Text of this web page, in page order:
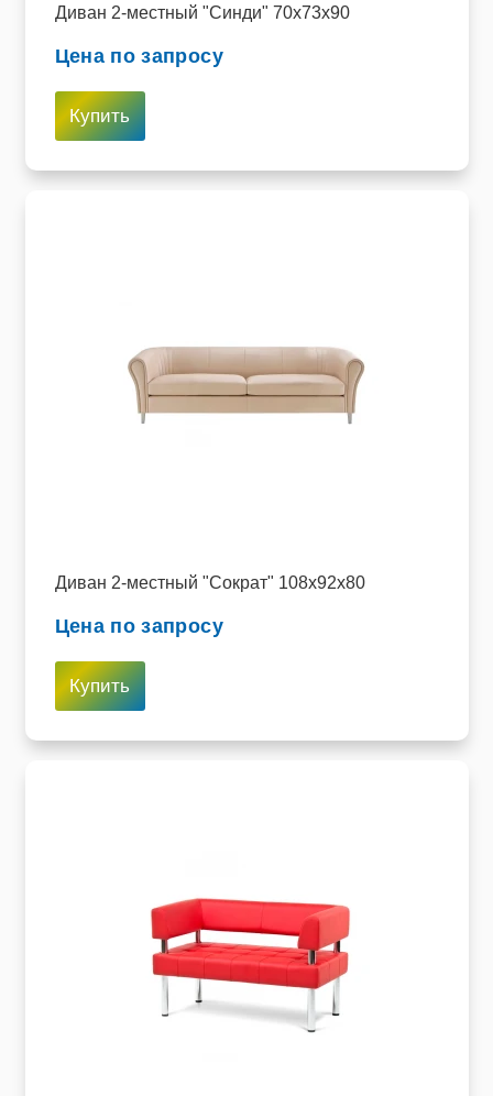
Диван 2-местный "Синди" 70х73х90
Цена по запросу
Купить
Диван 2-местный "Сократ" 108х92х80
Цена по запросу
Купить